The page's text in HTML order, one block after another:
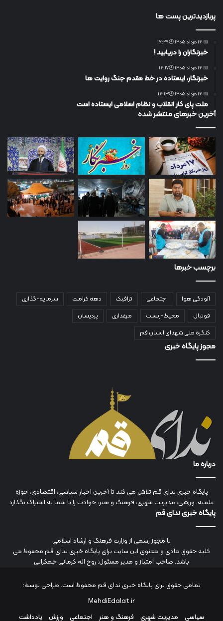
پربازدیدترین پست ها
📅 16 مرداد 1405 🕙16:29
خبرنگاران را دریابید !
📅 16 مرداد 1405 🕙16:17
خبرنگار، ایستاده در خط مقدم جنگ روایت ها
📅 16 مرداد 1405 🕙16:13
ملت پای کار انقلاب و نظام اسلامی ایستاده است
آخرین خبرهای منتشر شده
برچسب خبرها
آلودگی هوا اجتماعی ترافیک دهه کرامت
سرمایه-گذاری
فوتبال
محیط-زیست مرغداری
پردیسان
کنگره ملی شهدای استان قم
مجوز پایگاه خبری
درباره ما
پایگاه خبری ندای قم تلاش می کند تا آخرین اخبار سیاسی، اقتصادی، حوزه
علمیه، ورزشی، مدیریت شهری، فرهنگ و هنر، حوادث را با شما به اشتراک بگذارد
پایگاه خبری ندای قم
با مجوز رسمی از وزارت فرهنگ و ارشاد اسلامی
کلیه حقوق مادی و معنوی این سایت برای پایگاه خبری ندای قم محفوظ می
باشد. صاحب امتیاز و مدیر مسئول: روح اله کرمانی جمکرانی
تمامی حقوق برای پایگاه خبری ندای قم محفوظ است. طراحی توسط:
MehdiEdalat.ir
سیاسی
مدیریت شهری فرهنگ و هنر اجتماعی ورزش یادداشت